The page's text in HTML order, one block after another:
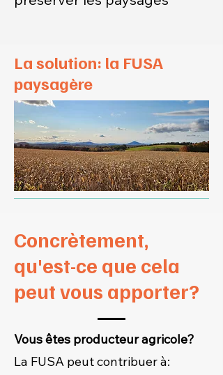
La solution: la FUSA
paysagère
Concrètement,
qu'est-ce que cela
peut vous apporter?
Vous êtes producteur agricole?
La FUSA peut contribuer à: